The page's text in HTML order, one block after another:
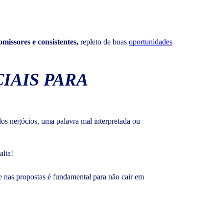
e consistentes, repleto de boas oportunidades
PARA
negócios, uma palavra mal interpretada ou
propostas é fundamental para não cair em